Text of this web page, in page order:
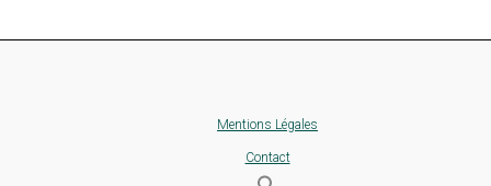
Mentions Légales
Contact